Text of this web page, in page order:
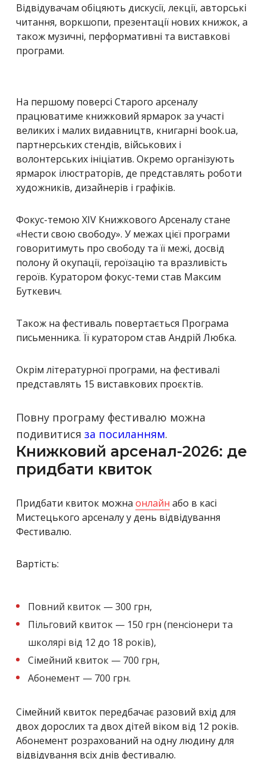
Відвідувачам обіцяють дискусії, лекції, авторські
читання, воркшопи, презентації нових книжок, а
також музичні, перформативні та виставкові
програми.
На першому поверсі Старого арсеналу
працюватиме книжковий ярмарок за участі
великих і малих видавництв, книгарні book.ua,
партнерських стендів, військових і
волонтерських ініціатив. Окремо організують
ярмарок ілюстраторів, де представлять роботи
художників, дизайнерів і графіків.
Фокус-темою XIV Книжкового Арсеналу стане
«Нести свою свободу». У межах цієї програми
говоритимуть про свободу та її межі, досвід
полону й окупації, героїзацію та вразливість
героїв. Куратором фокус-теми став Максим
Буткевич.
Також на фестиваль повертається Програма
письменника. Її куратором став Андрій Любка.
Окрім літературної програми, на фестивалі
представлять 15 виставкових проєктів.
Повну програму фестивалю можна
подивитися за посиланням.
Книжковий арсенал-2026: де
придбати квиток
Придбати квиток можна онлайн або в касі
Мистецького арсеналу у день відвідування
Фестивалю.
Вартість:
Повний квиток — 300 грн,
Пільговий квиток — 150 грн (пенсіонери та
школярі від 12 до 18 років),
Сімейний квиток — 700 грн,
Абонемент — 700 грн.
Сімейний квиток передбачає разовий вхід для
двох дорослих та двох дітей віком від 12 років.
Абонемент розрахований на одну людину для
відвідування всіх днів фестивалю.